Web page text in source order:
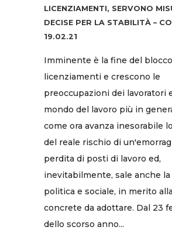
LICENZIAMENTI, SERVONO
DECISE PER LA STABILITÀ –
19.02.21
Imminente è la fine del
licenziamenti e crescono le
preoccupazioni dei lavoratori
mondo del lavoro più in
come ora avanza inesorabile
del reale rischio di
perdita di posti di lavoro ed,
inevitabilmente, sale anche
politica e sociale, in merito
concrete da adottare. Dal 23
dello scorso anno...